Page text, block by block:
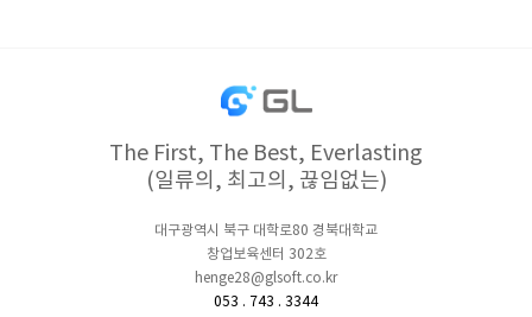
The First, The Best, Everlasting
(일류의, 최고의, 끊임없는)
대구광역시 북구 대학로80 경북대학교
창업보육센터 302호
henge28@glsoft.co.kr
053 . 743 . 3344